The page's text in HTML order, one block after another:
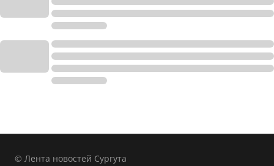
© Лента новостей Сургута